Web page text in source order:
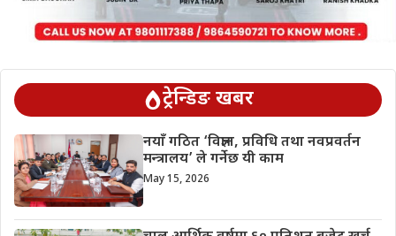
ट्रेन्डिङ खबर
नयाँ गठित ‘विज्ञान, प्रविधि तथा नवप्रवर्तन
मन्त्रालय’ ले गर्नेछ यी काम
May 15, 2026